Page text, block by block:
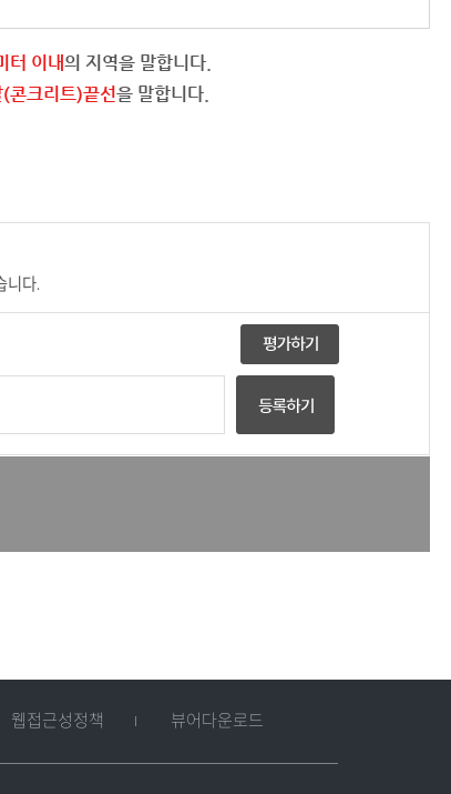
터 이내의 지역을 말합니다.
콘크리트)끝선을 말합니다.
니다.
웹접근성정책 뷰어다운로드